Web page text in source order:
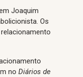
Joaquim
Os
no Diários de